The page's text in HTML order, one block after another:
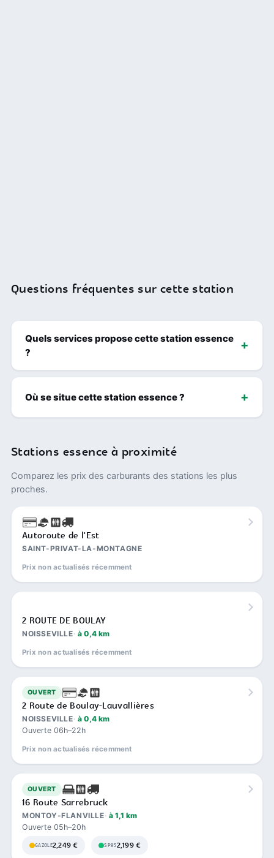
Questions fréquentes sur cette station
Quels services propose cette station essence
?
Où se situe cette station essence ?
Stations essence à proximité
Comparez les prix des carburants des stations les plus
proches.
Autoroute de l'Est
SAINT-PRIVAT-LA-MONTAGNE
Prix non actualisés récemment
2 ROUTE DE BOULAY
NOISSEVILLE à 0,4 km
Prix non actualisés récemment
OUVERT
2 Route de Boulay-Lauvallières
NOISSEVILLE à 0,4 km
Ouverte 06h–22h
Prix non actualisés récemment
OUVERT
16 Route Sarrebruck
MONTOY-FLANVILLE à 1,1 km
Ouverte 05h–20h
GAZOLE2,249 € SP952,199 €